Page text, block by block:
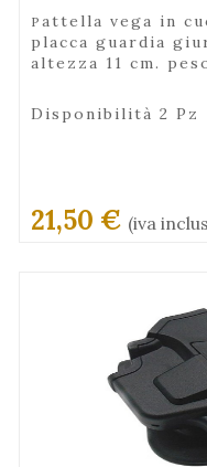
pattella vega in cuoio porta placca con
placca guardia
altezza 11 cm.
Disponibilità 2 Pz
21,50 € (iva